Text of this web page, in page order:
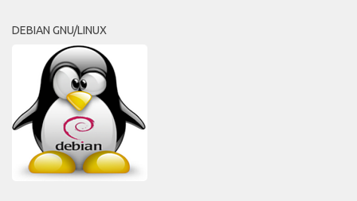
DEBIAN GNU/LINUX